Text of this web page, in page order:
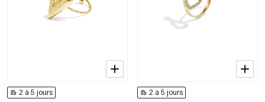
2 à 5 jours 2 à 5 jours